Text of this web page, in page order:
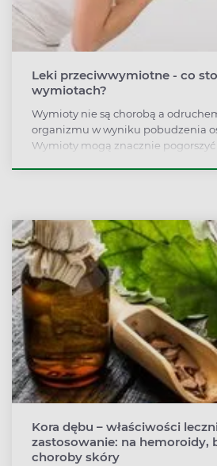
Leki przeciwwymiotne - co
wymiotach?
Wymioty nie są chorobą a
organizmu w wyniku pobudzenia
Wymioty mogą znacznie
Kora dębu – właściwości
zastosowanie: na hemoroidy,
choroby skóry